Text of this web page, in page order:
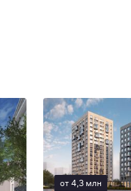
от 4,3 млн